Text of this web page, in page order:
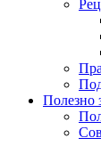
Полезно